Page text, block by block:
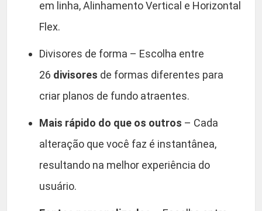
em linha, Alinhamento Vertical e Horizontal
Flex.
Divisores de forma – Escolha entre
26 divisores de formas diferentes para
criar planos de fundo atraentes.
Mais rápido do que os outros – Cada
alteração que você faz é instantânea,
resultando na melhor experiência do
usuário.